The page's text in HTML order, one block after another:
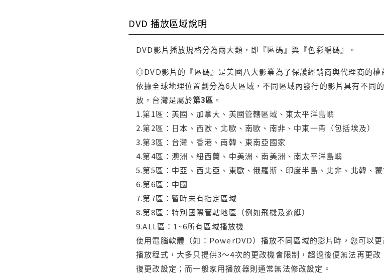
DVD 播放區域說明
DVD影片播放規格分為兩大類，即『區碼』與『色彩編碼』。
◎DVD影片的『區碼』是美國八大影業為了保護經銷商與代理商的權
依據全球地理位置劃分為6大區域，不同區域內發行的影片具有不同
放，台灣是屬於第3區 。
1.第1區：美國、加拿大、美國管轄區域、東太平洋島嶼
2.第2區：日本、西歐、北歐、南歐、南非、中東一帶（包括埃及）
3.第3區：台灣、香港、南韓、東南亞國家
4.第4區：澳洲、紐西蘭、中美洲、南美洲、南太平洋島嶼
5.第5區：中亞、西北亞、東歐、俄羅斯、印度半島、北非、北韓、
6.第6區：中國
7.第7區：暫時未有指定區域
8.第8區：特別國際管轄地區（例如飛機及遊艇）
9.ALL區：1~6所有區域播放機
使用電腦軟體（如：PowerDVD）播放不同區域的影片時，您可以
播放程式，大多只提供3～4次的更改機會限制，超過後便無法再更
復更改設定；而一般家用播放器則通常無法修改設定。